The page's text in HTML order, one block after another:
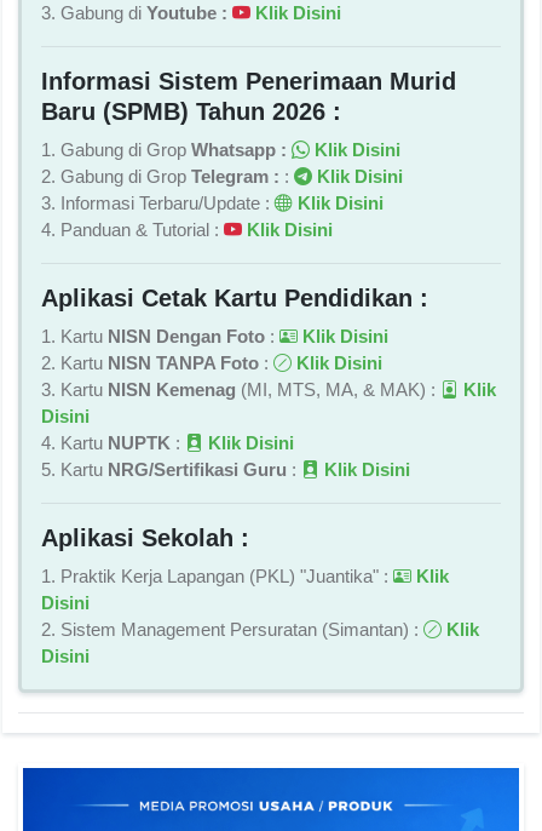
3. Gabung di Youtube : Klik Disini
Informasi Sistem Penerimaan Murid
Baru (SPMB) Tahun 2026 :
1. Gabung di Grop Whatsapp :
Klik Disini
2. Gabung di Grop Telegram : :
Klik Disini
3. Informasi Terbaru/Update :
Klik Disini
4. Panduan & Tutorial :
Klik Disini
Aplikasi Cetak Kartu Pendidikan :
1. Kartu NISN Dengan Foto :
Klik Disini
2. Kartu NISN TANPA Foto :
Klik Disini
3. Kartu NISN Kemenag (MI, MTS, MA, & MAK) :
Klik
Disini
4. Kartu NUPTK :
Klik Disini
5. Kartu NRG/Sertifikasi Guru : Klik Disini
Aplikasi Sekolah :
1. Praktik Kerja Lapangan (PKL) "Juantika" :
Klik
Disini
2. Sistem Management Persuratan (Simantan) :
Klik
Disini